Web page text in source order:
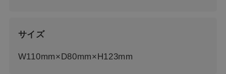
サイズ
W110mm×D80mm×H123mm